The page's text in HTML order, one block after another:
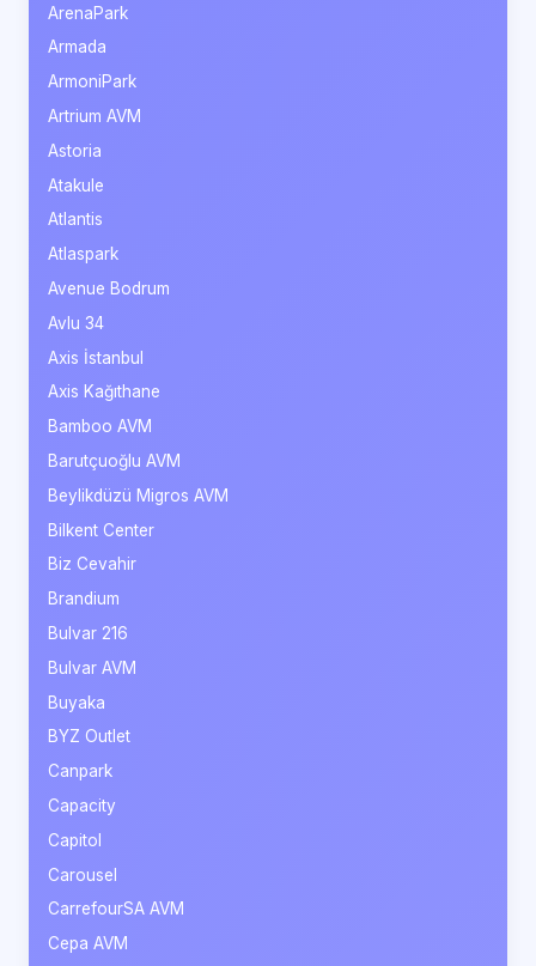
ArenaPark
Armada
ArmoniPark
Artrium AVM
Astoria
Atakule
Atlantis
Atlaspark
Avenue Bodrum
Avlu 34
Axis İstanbul
Axis Kağıthane
Bamboo AVM
Barutçuoğlu AVM
Beylikdüzü Migros AVM
Bilkent Center
Biz Cevahir
Brandium
Bulvar 216
Bulvar AVM
Buyaka
BYZ Outlet
Canpark
Capacity
Capitol
Carousel
CarrefourSA AVM
Cepa AVM